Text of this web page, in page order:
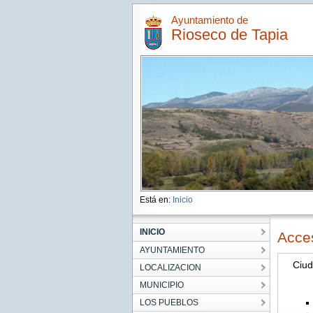
Ayuntamiento de
Rioseco de Tapia
Está en: Inicio
INICIO
AYUNTAMIENTO
LOCALIZACION
MUNICIPIO
LOS PUEBLOS